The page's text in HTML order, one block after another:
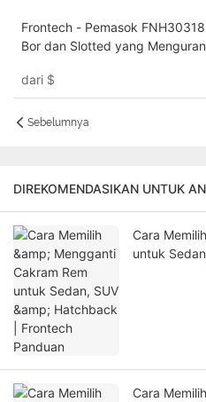
Frontech - Pemasok
Bor dan Slotted yang
dari $
Sebelumnya
DIREKOMENDASIKAN UNTUK
Cara
untuk
Cara